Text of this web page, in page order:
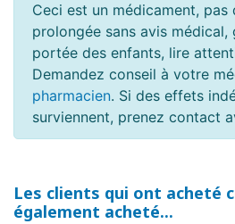
Ceci est un médicament,
prolongée sans avis médical,
portée des enfants, lire
Demandez conseil à votre
pharmacien. Si des effets
surviennent, prenez contact
Les clients qui ont acheté
également acheté...